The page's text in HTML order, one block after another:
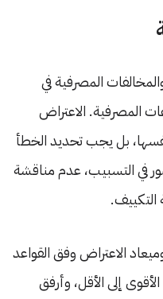
المصرفية في
المصرفية. الاعتراض
بل يجب تحديد الخطأ
في التسبيب، عدم مناقشة
وميعاد الاعتراض وفق القواعد
إلى الأقل، وأرفق